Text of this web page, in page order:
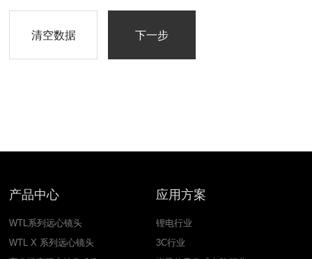
清空数据 下一步
产品中心
WTL系列远心镜头
WTL X 系列远心镜头
应用方案
锂电行业
3C行业